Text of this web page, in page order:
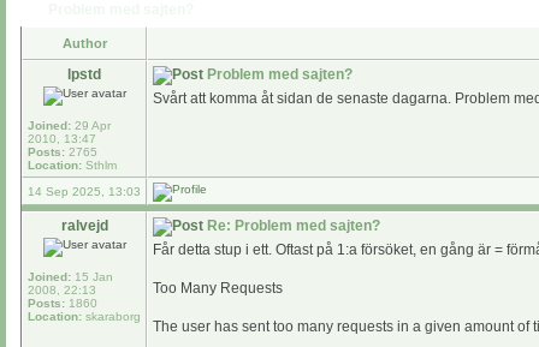
Author
lpstd
Joined: 29 Apr
2010, 13:47
Posts: 2765
Location: Sthlm
Problem med sajten?
Svårt att komma åt sidan de senaste dagarna. Problem
14 Sep 2025, 13:03
ralvejd
Joined: 15 Jan
2008, 22:13
Posts: 1860
Location: skaraborg
Re: Problem med sajten?
Får detta stup i ett. Oftast på 1:a försöket, en gång är =
Too Many Requests
The user has sent too many requests in a given amount of